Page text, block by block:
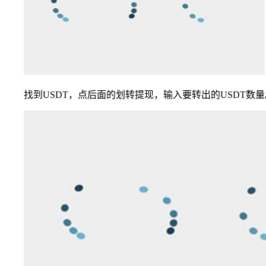
找到USDT，点后面的划转提现，输入要转出的USDT数